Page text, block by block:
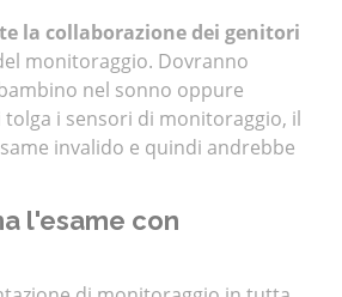
la collaborazione dei genitori
monitoraggio. Dovranno
nel sonno oppure
tolga i sensori di monitoraggio, il
invalido e quindi andrebbe
l'esame con